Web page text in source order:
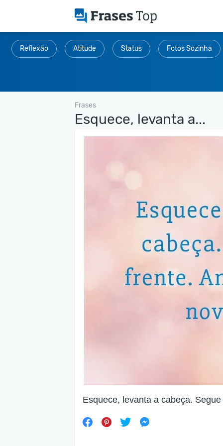
Reflexão Atitude Status Fotos Sozinha
Frases
Esquece, levanta a...
Esquece, levanta a cabeça.